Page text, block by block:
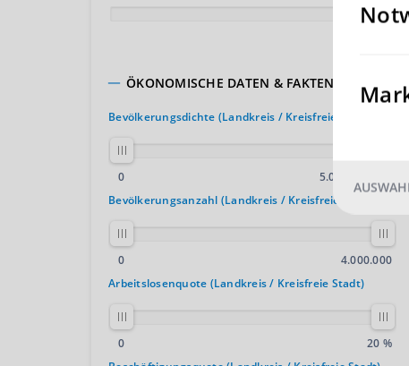
ÖKONOMISCHE DATEN & FAKTEN
Bevölkerungsdichte (Landkreis / Kreisfreie Stadt)
0 5.000 E. / km
Bevölkerungsanzahl (Landkreis / Kreisfreie Stadt)
0
4.000.000
Arbeitslosenquote (Landkreis / Kreisfreie Stadt)
0
20 %